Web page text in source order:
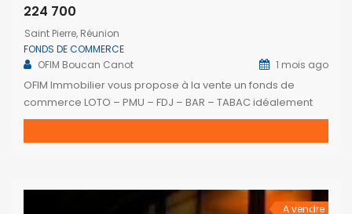
224 700
Saint Pierre, Réunion
FONDS DE COMMERCE
OFIM Boucan Canot
1 mois ago
OFIM Immobilier vous propose à la vente un fonds de
commerce LOTO – PMU – FDJ – BAR – TABAC idéalement
situé à Saint-Pierre. Cette affaire rentable bénéficie d’un
également un beau potentiel de […]
A vendre